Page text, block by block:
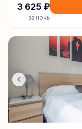
3 625 ₽
за ночь